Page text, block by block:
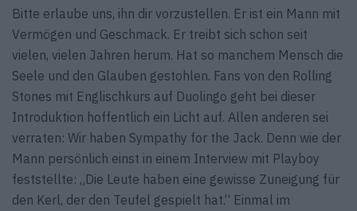
Bitte erlaube uns, ihn dir vorzustellen. Er ist ein Mann mit
Vermögen und Geschmack. Er treibt sich schon seit
vielen, vielen Jahren herum. Hat so manchem Mensch die
Seele und den Glauben gestohlen. Fans von den Rolling
Stones mit Englischkurs auf Duolingo geht bei dieser
Introduktion hoffentlich ein Licht auf. Allen anderen sei
verraten: Wir haben Sympathy for the Jack. Denn wie der
Mann persönlich einst in einem Interview mit Playboy
feststellte: „Die Leute haben eine gewisse Zuneigung für
den Kerl, der den Teufel gespielt hat.“ Einmal im